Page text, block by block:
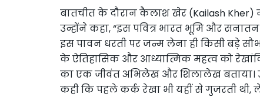
बातचीत के दौरान कैलाश खेर (Kailash
उन्होंने कहा, “इस पवित्र भारत भूमि और
इस पावन धरती पर जन्म लेना ही किसी बड़े
के ऐतिहासिक और आध्यात्मिक महत्व को
का एक जीवंत अभिलेख और शिलालेख बताया।
कही कि पहले कर्क रेखा भी यहीं से गुजरती